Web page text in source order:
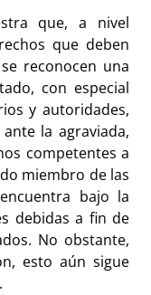
que, a nivel
que deben
reconocen una
con especial
y autoridades,
la agraviada,
competentes a
miembro de las
bajo la
debidas a fin de
No obstante,
esto aún sigue